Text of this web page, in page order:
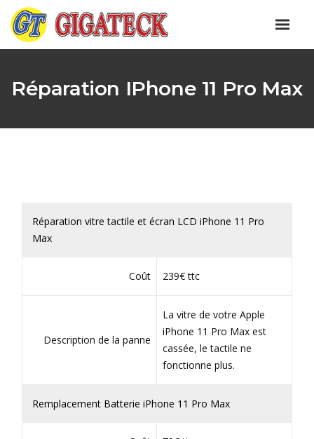
Réparation IPhone 11 Pro Max
Réparation vitre tactile et écran LCD iPhone 11 Pro
Max
Coût 239€ ttc
Description de la panne
La vitre de votre Apple
iPhone 11 Pro Max est
cassée, le tactile ne
fonctionne plus.
Remplacement Batterie iPhone 11 Pro Max